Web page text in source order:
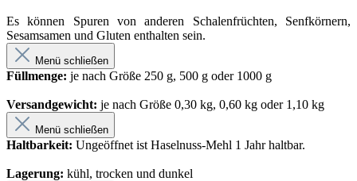
Es können Spuren von anderen Schalenfrüchten, Senfkörnern,
Sesamsamen und Gluten enthalten sein.
Menü schließen
Füllmenge: je nach Größe 250 g, 500 g oder 1000 g
Versandgewicht: je nach Größe 0,30 kg, 0,60 kg oder 1,10 kg
Menü schließen
Haltbarkeit: Ungeöffnet ist Haselnuss-Mehl 1 Jahr haltbar.
Lagerung: kühl, trocken und dunkel